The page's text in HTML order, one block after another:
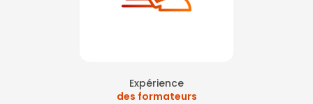
Expérience
des formateurs